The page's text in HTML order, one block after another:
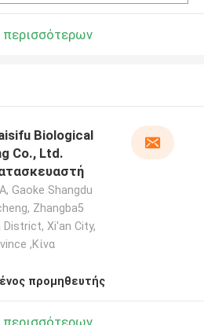
περισσότερων
Biological
Co., Ltd.
Gaoke Shangdu
Zhangba5
District, Xi'an City,
,Κίνα
προμηθευτής
περισσότερων